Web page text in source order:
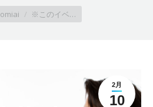
omiai ※このイベ…
2月
10